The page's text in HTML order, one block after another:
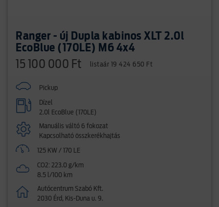
Ranger - új Dupla kabinos XLT 2.0l
EcoBlue (170LE) M6 4x4
15 100 000 Ft listaár 19 424 650 Ft
Pickup
Dízel
2.0l EcoBlue (170LE)
Manuális váltó 6 fokozat
Kapcsolható összkerékhajtás
125 KW / 170 LE
CO2: 223.0 g/km
8.5 l/100 km
Autócentrum Szabó Kft.
2030 Érd, Kis-Duna u. 9.